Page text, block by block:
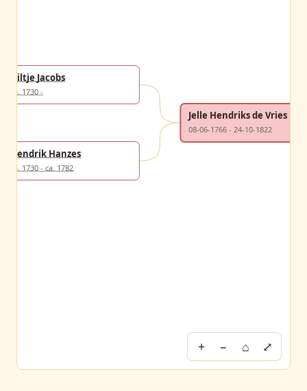
Hiltje Jacobs
ca. 1730 -
Hendrik Hanzes
ca. 1730 - ca. 1782
Jelle Hendriks de Vries
08-06-1766 - 24-10-1822
+ − ⌂ ⤢